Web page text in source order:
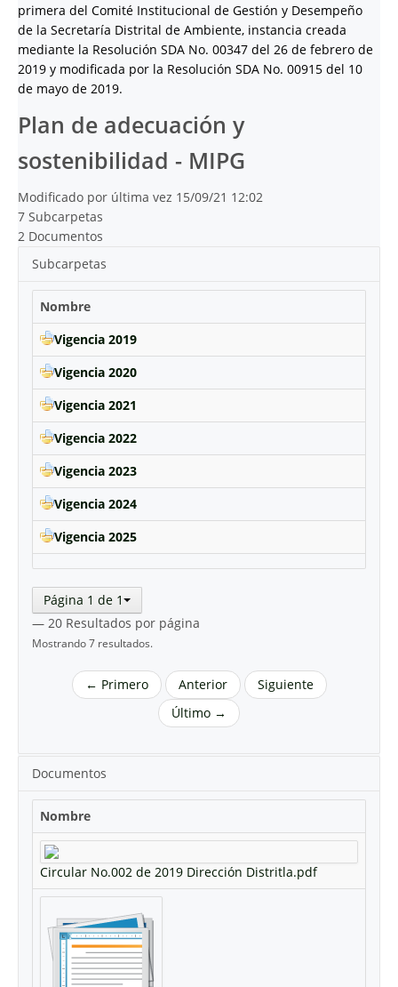
primera del Comité Institucional de Gestión y Desempeño
de la Secretaría Distrital de Ambiente, instancia creada
mediante la Resolución SDA No. 00347 del 26 de febrero de
2019 y modificada por la Resolución SDA No. 00915 del 10
de mayo de 2019.
Plan de adecuación y
sostenibilidad - MIPG
Modificado por última vez 15/09/21 12:02
7 Subcarpetas
2 Documentos
Subcarpetas
Nombre
Vigencia 2019
Vigencia 2020
Vigencia 2021
Vigencia 2022
Vigencia 2023
Vigencia 2024
Vigencia 2025
Página 1 de 1
— 20 Resultados por página
Mostrando 7 resultados.
← Primero Anterior
Siguiente
Último →
Documentos
Nombre
Circular No.002 de 2019 Dirección Distritla.pdf